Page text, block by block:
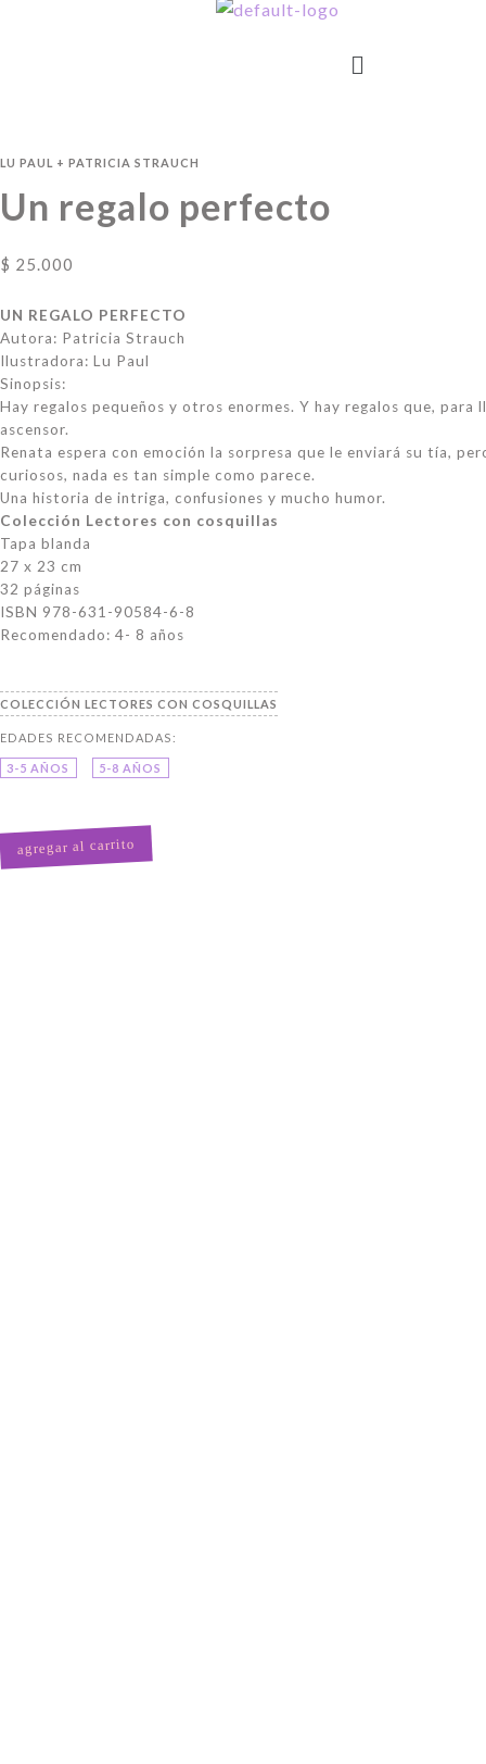
LU PAUL + PATRICIA STRAUCH
Un regalo perfecto
$ 25.000
UN REGALO PERFECTO
Autora: Patricia Strauch
Ilustradora: Lu Paul
Sinopsis:
Hay regalos pequeños y otros enormes. Y hay regalos que, para
ascensor.
Renata espera con emoción la sorpresa que le enviará su tía,
curiosos, nada es tan simple como parece.
Una historia de intriga, confusiones y mucho humor.
Colección Lectores con cosquillas
Tapa blanda
27 x 23 cm
32 páginas
ISBN 978-631-90584-6-8
Recomendado: 4- 8 años
LECTORES CON COSQUILLAS
3-5 AÑOS 5-8 AÑOS
agregar al carrito